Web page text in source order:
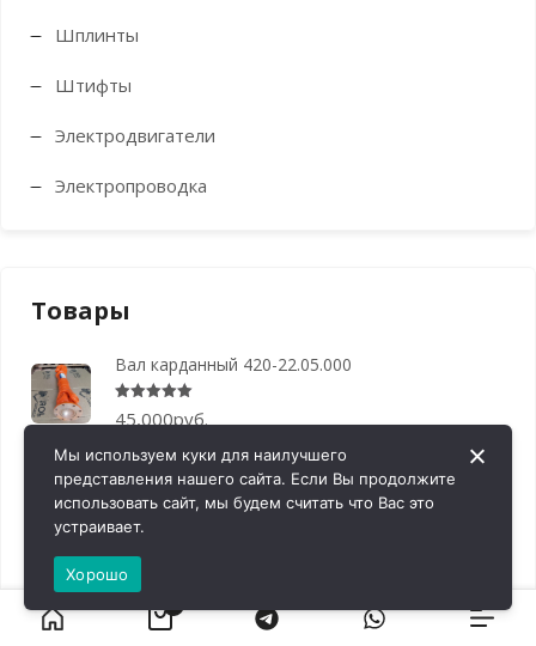
Шплинты
Штифты
Электродвигатели
Электропроводка
Товары
Вал карданный 420-22.05.000
Оценка5.00 из 5
45,000руб.
Щиток приборов МТЗ-80 МК
из 5
37,875
Подшипник 218 (6218)
Мы используем куки для наилучшего
представления нашего сайта. Если Вы продолжите
использовать сайт, мы будем считать что Вас это
устраивает.
Хорошо